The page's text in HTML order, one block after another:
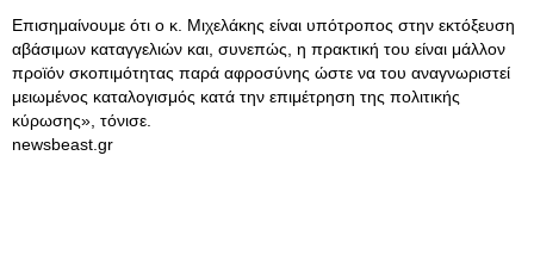
Επισημαίνουμε ότι ο κ. Μιχελάκης είναι υπότροπος στην εκτόξευση
αβάσιμων καταγγελιών και, συνεπώς, η πρακτική του είναι μάλλον
προϊόν σκοπιμότητας παρά αφροσύνης ώστε να του αναγνωριστεί
μειωμένος καταλογισμός κατά την επιμέτρηση της πολιτικής
κύρωσης», τόνισε.
newsbeast.gr